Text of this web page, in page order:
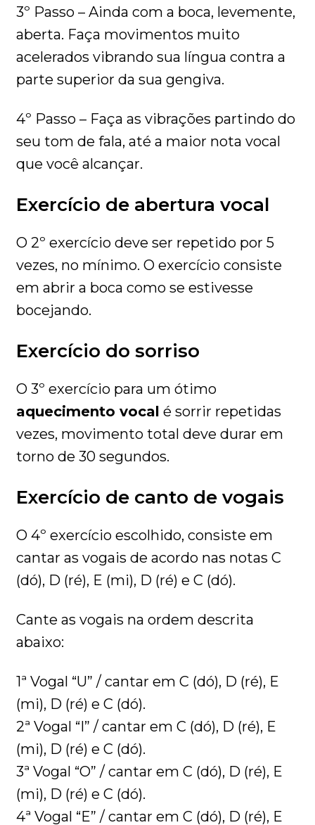
3º Passo – Ainda com a boca, levemente,
aberta. Faça movimentos muito
acelerados vibrando sua língua contra a
parte superior da sua gengiva.
4º Passo – Faça as vibrações partindo do
seu tom de fala, até a maior nota vocal
que você alcançar.
Exercício de abertura vocal
O 2º exercício deve ser repetido por 5
vezes, no mínimo. O exercício consiste
em abrir a boca como se estivesse
bocejando.
Exercício do sorriso
O 3º exercício para um ótimo
aquecimento vocal é sorrir repetidas
vezes, movimento total deve durar em
torno de 30 segundos.
Exercício de canto de vogais
O 4º exercício escolhido, consiste em
cantar as vogais de acordo nas notas C
(dó), D (ré), E (mi), D (ré) e C (dó).
Cante as vogais na ordem descrita
abaixo:
1ª Vogal “U” / cantar em C (dó), D (ré), E
(mi), D (ré) e C (dó).
2ª Vogal “I” / cantar em C (dó), D (ré), E
(mi), D (ré) e C (dó).
3ª Vogal “O” / cantar em C (dó), D (ré), E
(mi), D (ré) e C (dó).
4ª Vogal “E” / cantar em C (dó), D (ré), E